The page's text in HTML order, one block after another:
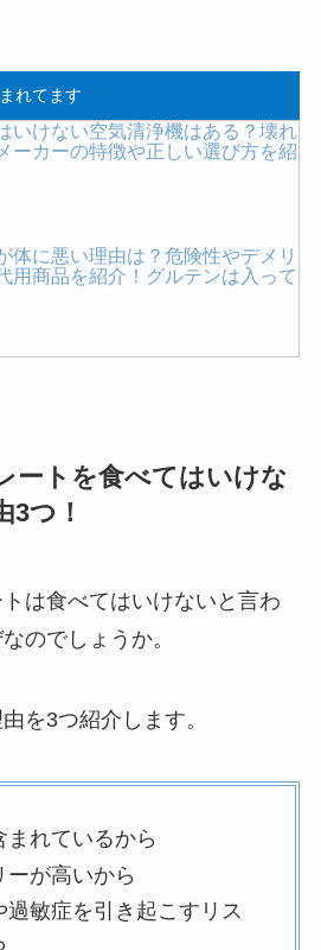
れてます
いけない空気清浄機はある？壊れ
ーカーの特徴や正しい選び方を紹
体に悪い理由は？危険性やデメリ
用商品を紹介！グルテンは入って
いけない外車(輸入車)の特徴は？
人の口コミや避けるべきメーカー
体に悪いと言われる理由は？効果
ットを詳しく解説！
いけない軽自動車の特徴は？失敗
口コミや後悔しないための選び方
ートを食べてはいけな
3つ！
は食べてはいけないと言わ
のでしょうか。
を3つ紹介します。
れているから
ーが高いから
過敏症を引き起こすリス